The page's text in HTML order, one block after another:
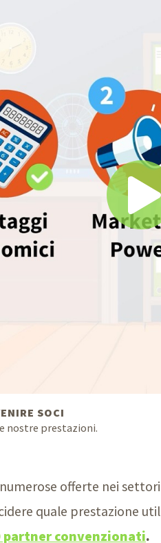
SOCI
nostre prestazioni.
offerte nei
quale prestazione
partner convenzionati.